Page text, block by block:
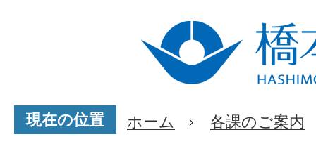
現在の位置 ホーム 各課のご案内